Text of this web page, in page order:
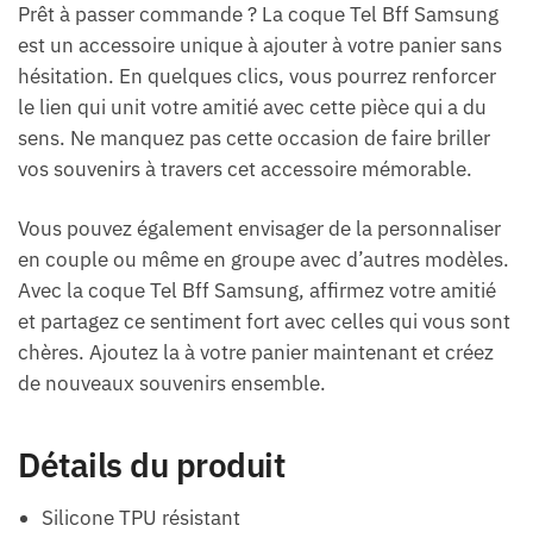
Prêt à passer commande ? La coque Tel Bff Samsung
est un accessoire unique à ajouter à votre panier sans
hésitation. En quelques clics, vous pourrez renforcer
le lien qui unit votre amitié avec cette pièce qui a du
sens. Ne manquez pas cette occasion de faire briller
vos souvenirs à travers cet accessoire mémorable.
Vous pouvez également envisager de la personnaliser
en couple ou même en groupe avec d’autres modèles.
Avec la coque Tel Bff Samsung, affirmez votre amitié
et partagez ce sentiment fort avec celles qui vous sont
chères. Ajoutez la à votre panier maintenant et créez
de nouveaux souvenirs ensemble.
Détails du produit
Silicone TPU résistant